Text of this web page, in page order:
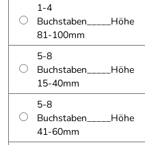
1-4
Buchstaben_____Höhe
81-100mm
5-8
Buchstaben_____Höhe
15-40mm
5-8
Buchstaben_____Höhe
41-60mm